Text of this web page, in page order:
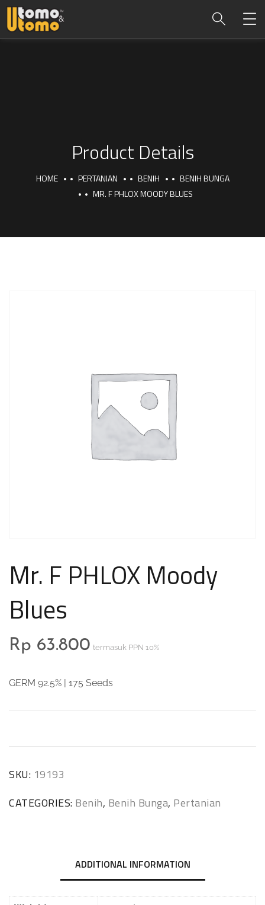
Product Details
HOME PERTANIAN BENIH
BENIH BUNGA
MR. F PHLOX MOODY BLUES
Mr. F PHLOX Moody
Blues
Rp 63.800 termasuk PPN 10%
GERM 92.5% | 175 Seeds
SKU: 19193
CATEGORIES: Benih, Benih Bunga, Pertanian
ADDITIONAL INFORMATION